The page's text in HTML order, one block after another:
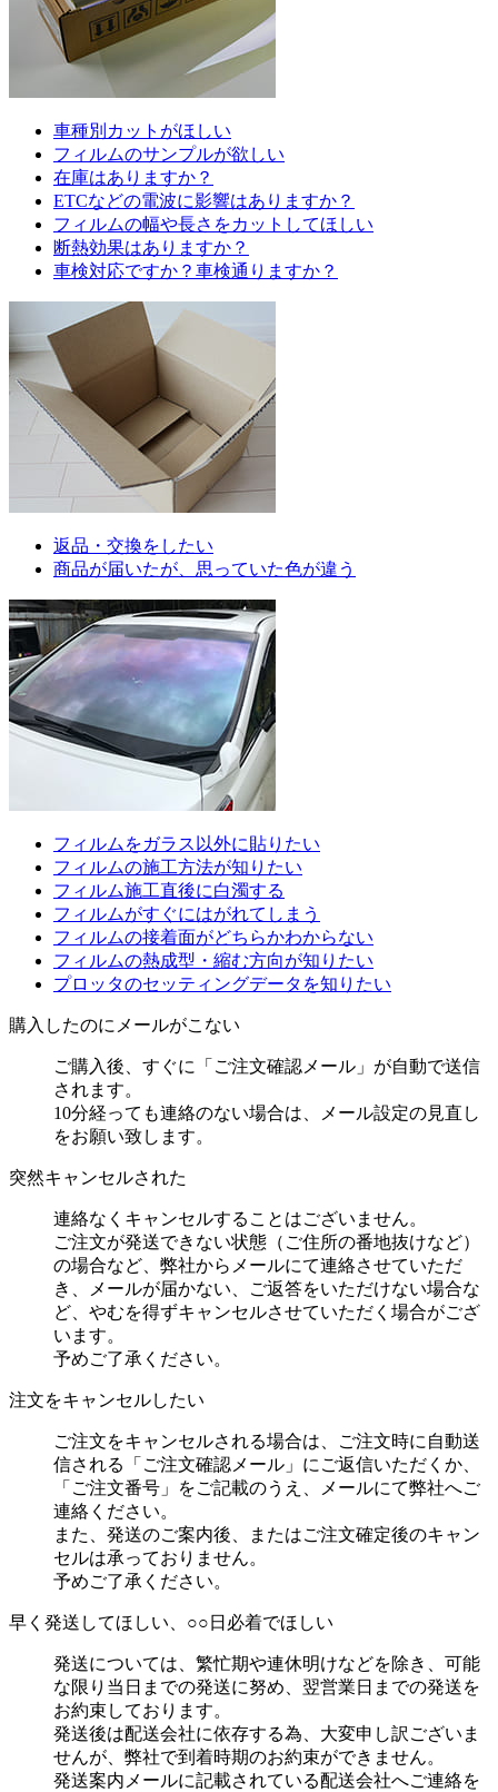
車種別カットがほしい
フィルムのサンプルが欲しい
在庫はありますか？
ETCなどの電波に影響はありますか？
フィルムの幅や長さをカットしてほしい
断熱効果はありますか？
車検対応ですか？車検通りますか？
返品・交換をしたい
商品が届いたが、思っていた色が違う
フィルムをガラス以外に貼りたい
フィルムの施工方法が知りたい
フィルム施工直後に白濁する
フィルムがすぐにはがれてしまう
フィルムの接着面がどちらかわからない
フィルムの熱成型・縮む方向が知りたい
プロッタのセッティングデータを知りたい
購入したのにメールがこない
ご購入後、すぐに「ご注文確認メール」が自動で送信
されます。
10分経っても連絡のない場合は、メール設定の見直し
をお願い致します。
突然キャンセルされた
連絡なくキャンセルすることはございません。
ご注文が発送できない状態（ご住所の番地抜けなど）
の場合など、弊社からメールにて連絡させていただ
き、メールが届かない、ご返答をいただけない場合な
ど、やむを得ずキャンセルさせていただく場合がござ
います。
予めご了承ください。
注文をキャンセルしたい
ご注文をキャンセルされる場合は、ご注文時に自動送
信される「ご注文確認メール」にご返信いただくか、
「ご注文番号」をご記載のうえ、メールにて弊社へご
連絡ください。
また、発送のご案内後、またはご注文確定後のキャン
セルは承っておりません。
予めご了承ください。
早く発送してほしい、○○日必着でほしい
発送については、繁忙期や連休明けなどを除き、可能
な限り当日までの発送に努め、翌営業日までの発送を
お約束しております。
発送後は配送会社に依存する為、大変申し訳ございま
せんが、弊社で到着時期のお約束ができません。
発送案内メールに記載されている配送会社へご連絡を